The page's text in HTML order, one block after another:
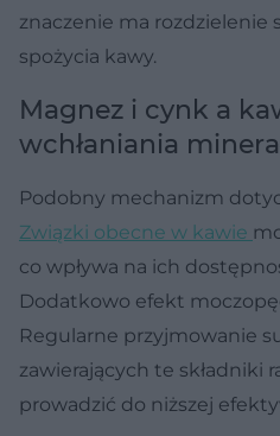
znaczenie ma rozdzielenie
spożycia kawy.
Magnez i cynk a
wchłaniania
Podobny mechanizm
Związki obecne w kawie
co wpływa na ich
Dodatkowo efekt
Regularne przyjmowanie
zawierających te składniki
prowadzić do niższej